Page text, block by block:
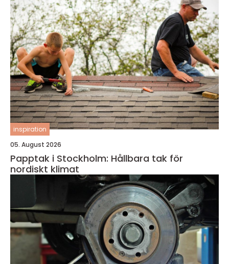
inspiration
05. August 2026
Papptak i Stockholm: Hållbara tak för
nordiskt klimat